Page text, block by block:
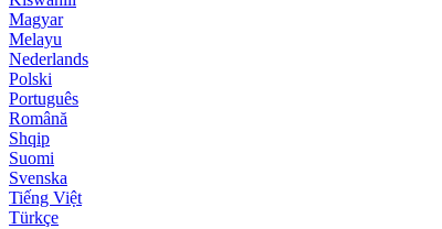
Magyar
Melayu
Nederlands
Polski
Português
Română
Shqip
Suomi
Svenska
Tiếng Việt
Türkçe